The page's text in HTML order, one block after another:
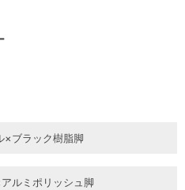
×ブラック樹脂脚
ルミポリッシュ脚